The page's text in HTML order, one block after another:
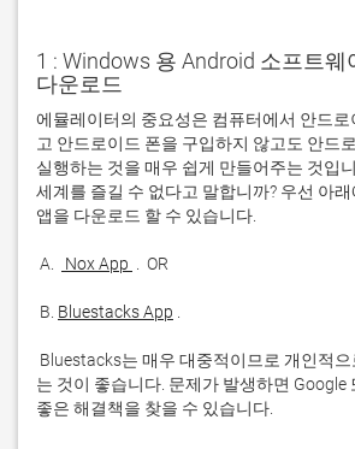
1 : Windows 용 Android 소프트웨
다운로드
에뮬레이터의 중요성은 컴퓨터에서 안드로
고 안드로이드 폰을 구입하지 않고도 안드
실행하는 것을 매우 쉽게 만들어주는 것입
세계를 즐길 수 없다고 말합니까? 우선 아
A. Nox App
B. Bluestacks App
는 것이 좋습니다. 문제가 발생하면 Google
좋은 해결책을 찾을 수 있습니다.